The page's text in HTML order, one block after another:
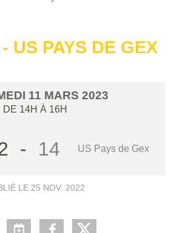
US PAYS DE GEX
11 MARS 2023
DE 14H À 16H
- 14 US Pays de Gex
LE 25 NOV. 2022